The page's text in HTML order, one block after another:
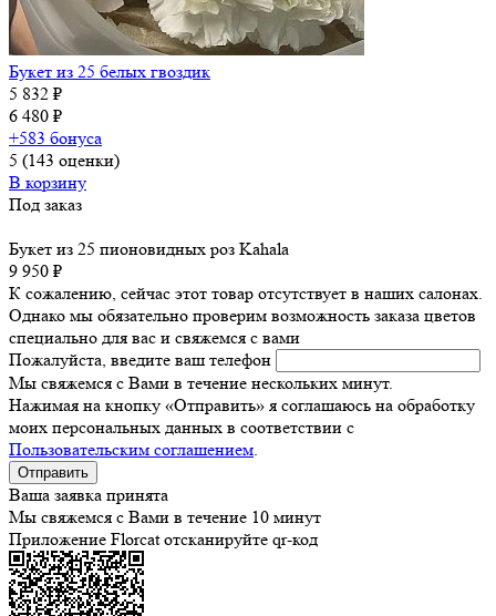
Букет из 25 белых гвоздик
5 832 ₽
6 480 ₽
+583 бонуса
5 (143 оценки)
В корзину
Под заказ
Букет из 25 пионовидных роз Kahala
9 950 ₽
К сожалению, сейчас этот товар отсутствует в наших салонах.
Однако мы обязательно проверим возможность заказа цветов
специально для вас и свяжемся с вами
Пожалуйста, введите ваш телефон
Мы свяжемся с Вами в течение нескольких минут.
Нажимая на кнопку «Отправить» я соглашаюсь на обработку
моих персональных данных в соответствии с
Пользовательским соглашением.
Ваша заявка принята
Мы свяжемся с Вами в течение 10 минут
Приложение Florcat отсканируйте qr-код